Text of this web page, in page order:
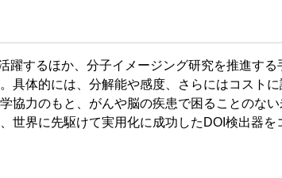
躍するほか、分子イメージング研究を推進する
体的には、分解能や感度、さらにはコストに
力のもと、がんや脳の疾患で困ることのない
界に先駆けて実用化に成功したDOI検出器を